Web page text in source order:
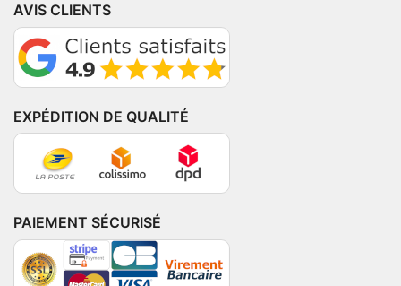
AVIS CLIENTS
EXPÉDITION DE QUALITÉ
PAIEMENT SÉCURISÉ